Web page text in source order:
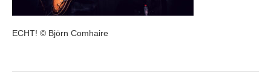
ECHT! © Björn Comhaire